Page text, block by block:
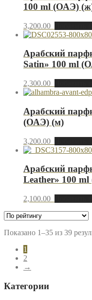
100 ml (ОАЭ)
3,200.00
Арабский
Satin» 100 ml
2,300.00
Арабский
(ОАЭ) (м)
3,200.00
Арабский
Leather» 100
2,100.00
Показано 1–35 из 39
1
2
→
Категории